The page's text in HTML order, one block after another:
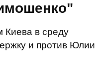
Киева в среду
и против Юлии